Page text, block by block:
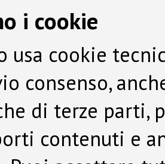
i cookie
usa cookie
consenso,
di terze parti,
contenuti e